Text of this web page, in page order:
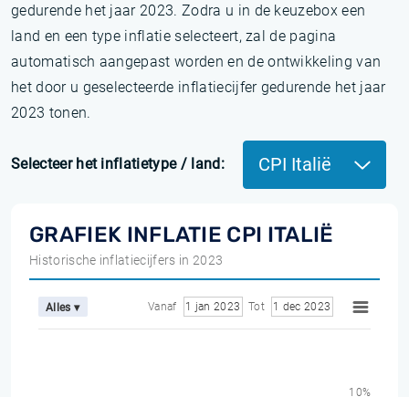
gedurende het jaar 2023. Zodra u in de keuzebox een
land en een type inflatie selecteert, zal de pagina
automatisch aangepast worden en de ontwikkeling van
het door u geselecteerde inflatiecijfer gedurende het jaar
2023 tonen.
Selecteer het inflatietype / land: CPI Italië
GRAFIEK INFLATIE CPI ITALIË
Historische inflatiecijfers in 2023
Alles ▾ Vanaf 1 jan 2023 Tot 1 dec 2023
10%